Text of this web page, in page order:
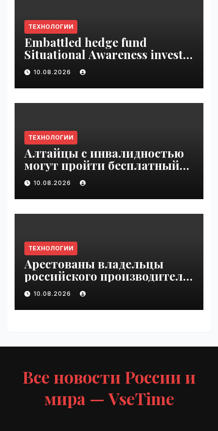
ТЕХНОЛОГИИ
Embattled hedge fund
Situational Awareness invests
$400M in chip startup Source
Foundry | VseTime.ru
10.08.2026
ТЕХНОЛОГИИ
Алтайцы с инвалидностью
могут пройти бесплатный
обучающий курс по ИИ |
VseTime.ru
10.08.2026
ТЕХНОЛОГИИ
Арестованы владельцы
российского производителя
БПЛА | VseTime.ru
10.08.2026
Все новости России и
мира — VseTime